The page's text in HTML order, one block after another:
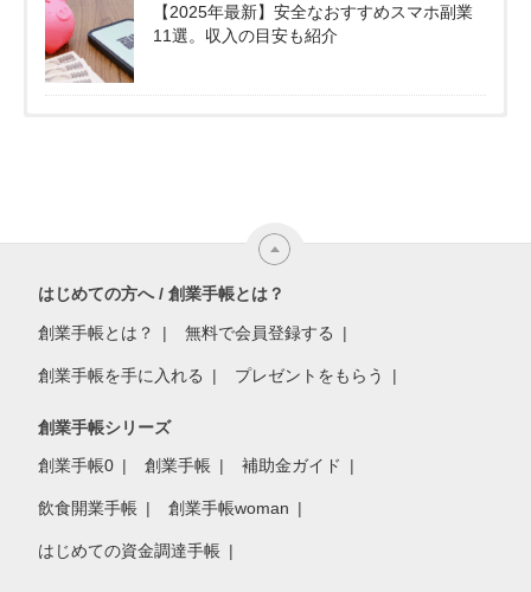
【2025年最新】安全なおすすめスマホ副業
11選。収入の目安も紹介
はじめての方へ / 創業手帳とは？
創業手帳とは？ 無料で会員登録する
創業手帳を手に入れる プレゼントをもらう
創業手帳シリーズ
創業手帳0 創業手帳 補助金ガイド
飲食開業手帳 創業手帳woman
はじめての資金調達手帳